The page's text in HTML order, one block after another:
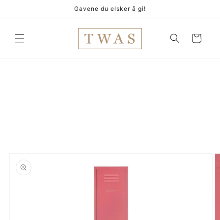
Gavene du elsker å gi!
Handlekurv